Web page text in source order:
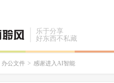
乐于分享
好东西不私藏
办公文件 > 感谢进入AI智能